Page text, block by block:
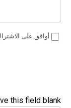
أوافق على
this field blank.